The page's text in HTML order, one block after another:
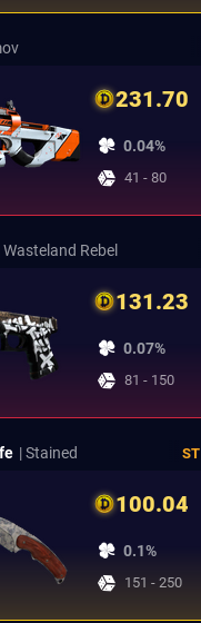
231.70
0.04%
41 - 80
Wasteland Rebel
131.23
0.07%
81 - 150
| Stained ST
100.04
0.1%
151 - 250